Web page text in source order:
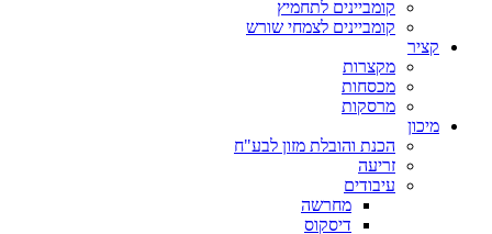
קומביינים לתחמיץ
קומביינים לצמחי שורש
קציר
מקצרות
מכסחות
מרסקות
מיכון
הכנת והובלת מזון לבע"ח
זריעה
עיבודים
מחרשה
דיסקוס